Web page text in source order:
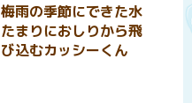
梅雨の季節にできた水
たまりにおしりから飛
び込むカッシーくん